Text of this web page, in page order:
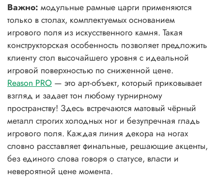
Важно: модульные рамные царги применяются
только в столах, комплектуемых основанием
игрового поля из искусственного камня. Такая
конструкторская особенность позволяет предложить
клиенту стол высочайшего уровня с идеальной
игровой поверхностью по сниженной цене.
Reason PRO — это арт-объект, который приковывает
взгляд и задает тон любому турнирному
пространству! Здесь встречаются матовый чёрный
металл строгих холодных ног и безупречная гладь
игрового поля. Каждая линия декора на ногах
словно расставляет финальные, решающие акценты,
без единого слова говоря о статусе, власти и
невероятной цене момента.